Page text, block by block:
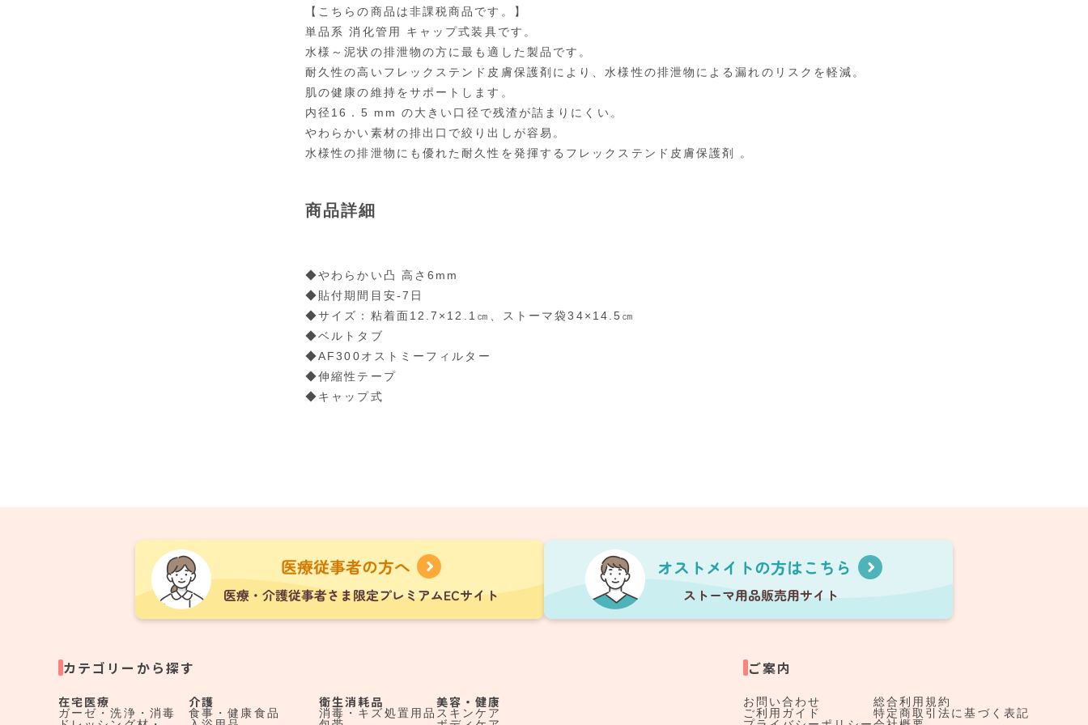
【こちらの商品は非課税商品です。】
単品系 消化管用 キャップ式装具です。
水様～泥状の排泄物の方に最も適した製品です。
耐久性の高いフレックステンド皮膚保護剤により、水様性の排泄物による漏れのリスクを軽減。
肌の健康の維持をサポートします。
内径16．5 mm の大きい口径で残渣が詰まりにくい。
やわらかい素材の排出口で絞り出しが容易。
水様性の排泄物にも優れた耐久性を発揮するフレックステンド皮膚保護剤 。
商品詳細
◆やわらかい凸 高さ6mm
◆貼付期間目安-7日
◆サイズ：粘着面12.7×12.1㎝、ストーマ袋34×14.5㎝
◆ベルトタブ
◆AF300オストミーフィルター
◆伸縮性テープ
◆キャップ式
カテゴリーから探す
在宅医療
ガーゼ・洗浄・消毒
介護
食事・健康食品
衛生消耗品
消毒・キズ処置用品
美容・健康
スキンケア
ご案内
お問い合わせ
ご利用ガイド
総合利用規約
特定商取引法に基づく表記